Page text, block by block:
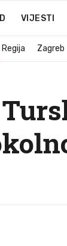
VIJESTI
Regija Zagreb